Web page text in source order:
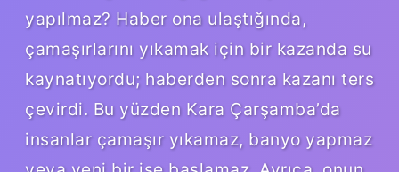
yapılmaz? Haber ona ulaştığında,
çamaşırlarını yıkamak için bir kazanda su
kaynatıyordu; haberden sonra kazanı ters
çevirdi. Bu yüzden Kara Çarşamba’da
insanlar çamaşır yıkamaz, banyo yapmaz